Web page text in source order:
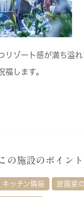
ゾート感が満ち溢
福します。
この施設のポイント
キッチン隣接 披露宴